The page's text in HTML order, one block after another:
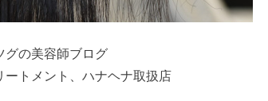
の美容師ブログ
トメント、ハナヘナ取扱店